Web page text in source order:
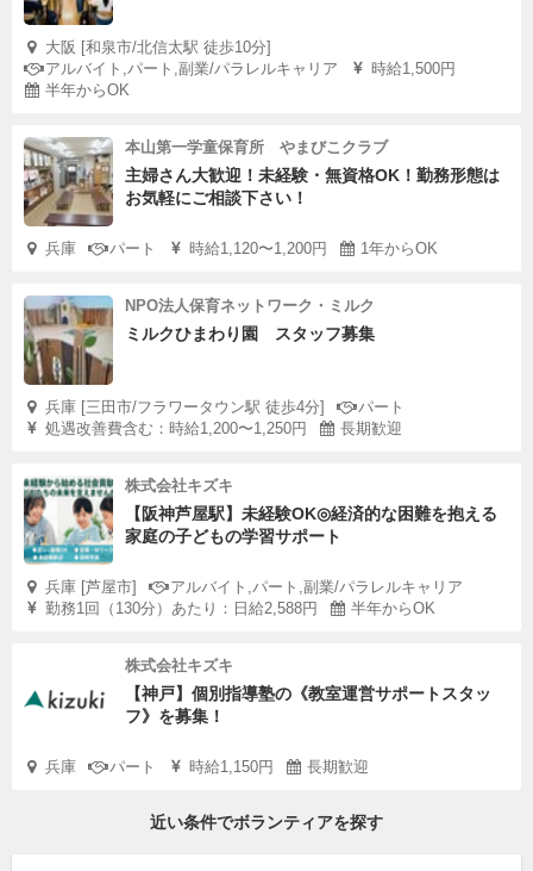
大阪 [和泉市/北信太駅 徒歩10分]
アルバイト,パート,副業/パラレルキャリア
時給1,500円
半年からOK
本山第一学童保育所 やまびこクラブ
主婦さん大歓迎！未経験・無資格OK！勤務形態は
お気軽にご相談下さい！
兵庫 パート 時給1,120〜1,200円 1年からOK
NPO法人保育ネットワーク・ミルク
ミルクひまわり園 スタッフ募集
兵庫 [三田市/フラワータウン駅 徒歩4分]
パート
処遇改善費含む：時給1,200〜1,250円
長期歓迎
株式会社キズキ
【阪神芦屋駅】未経験OK◎経済的な困難を抱える
家庭の子どもの学習サポート
兵庫 [芦屋市]
アルバイト,パート,副業/パラレルキャリア
勤務1回（130分）あたり：日給2,588円
半年からOK
株式会社キズキ
【神戸】個別指導塾の《教室運営サポートスタッ
フ》を募集！
兵庫 パート 時給1,150円 長期歓迎
近い条件でボランティアを探す